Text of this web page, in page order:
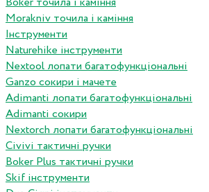
Morakniv точила і каміння
Інструменти
Naturehike інструменти
Nextool лопати багатофункціональні
Ganzo сокири і мачете
Adimanti лопати багатофункціональні
Adimanti сокири
Nextorch лопати багатофункціональні
Сivivi тактичні ручки
Boker Plus тактичні ручки
Skif інструменти